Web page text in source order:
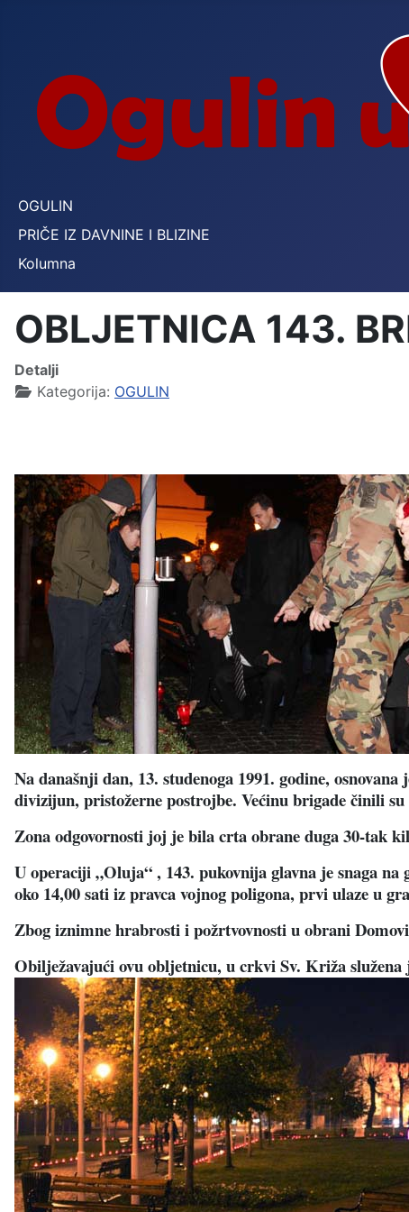
OGULIN
PRIČE IZ DAVNINE I BLIZINE
Kolumna
OBLJETNICA 143.
Detalji
Kategorija: OGULIN
Na današnji dan, 13. studenoga 1991. godine,
divizijun, pristožerne postrojbe. Većinu brigade činili
Zona odgovornosti joj je bila crta obrane duga 30-tak
U operaciji „Oluja“ , 143. pukovnija glavna je snaga
oko 14,00 sati iz pravca vojnog poligona, prvi ulaze u
Zbog iznimne hrabrosti i požrtvovnosti u obrani
Obilježavajući ovu obljetnicu, u crkvi Sv. Križa